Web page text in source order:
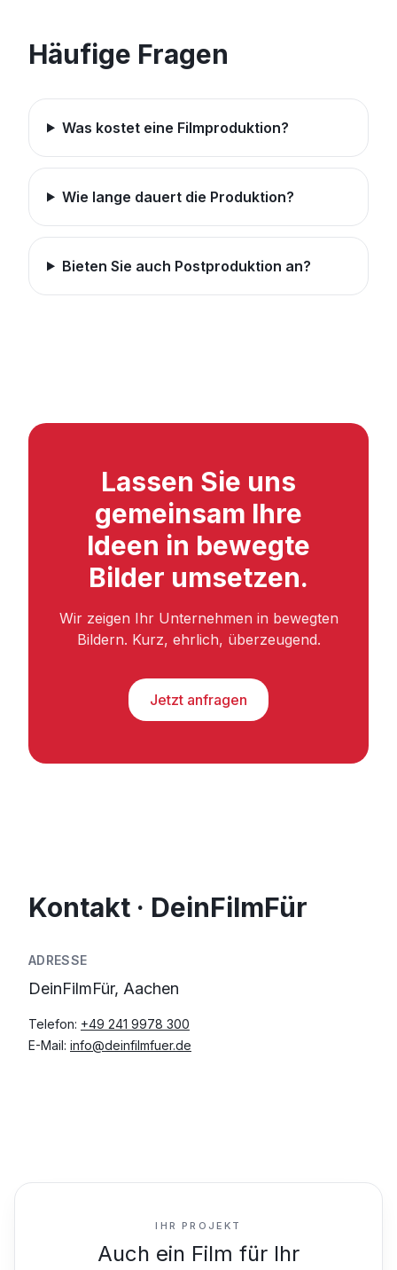
Häufige Fragen
Was kostet eine Filmproduktion?
Wie lange dauert die Produktion?
Bieten Sie auch Postproduktion an?
Lassen Sie uns
gemeinsam Ihre
Ideen in bewegte
Bilder umsetzen.
Wir zeigen Ihr Unternehmen in bewegten
Bildern. Kurz, ehrlich, überzeugend.
Jetzt anfragen
Kontakt · DeinFilmFür
ADRESSE
DeinFilmFür, Aachen
Telefon: +49 241 9978 300
E-Mail: info@deinfilmfuer.de
IHR PROJEKT
Auch ein Film für Ihr